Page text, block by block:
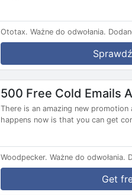
Ototax. Ważne do odwołania.
500 Free Cold Emails
There is an amazing new
happens now is that you can get
Woodpecker. Ważne do odwołania.
Get